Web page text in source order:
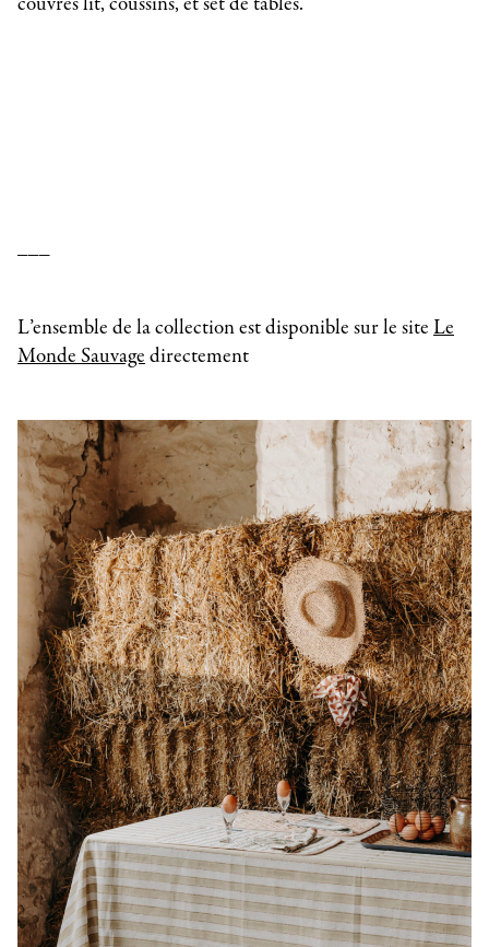
L’ensemble de la collection est disponible sur le siteLe
Monde Sauvagedirectement